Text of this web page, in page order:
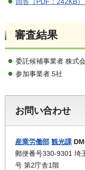
審査結果
委託候補事業者 株式
参加事業者 5社
お問い合わせ
産業労働部 観光課
郵便番号330-9301 埼
号 第2庁舎1階